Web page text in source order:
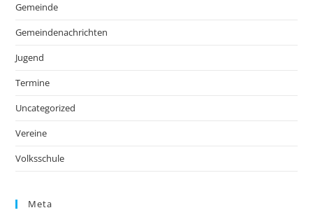
Gemeinde
Gemeindenachrichten
Jugend
Termine
Uncategorized
Vereine
Volksschule
Meta